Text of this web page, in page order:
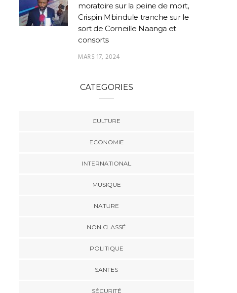
moratoire sur la peine de mort,
Crispin Mbindule tranche sur le
sort de Corneille Naanga et
consorts
MARS 17, 2024
CATEGORIES
CULTURE
ECONOMIE
INTERNATIONAL
MUSIQUE
NATURE
NON CLASSÉ
POLITIQUE
SANTES
SÉCURITÉ